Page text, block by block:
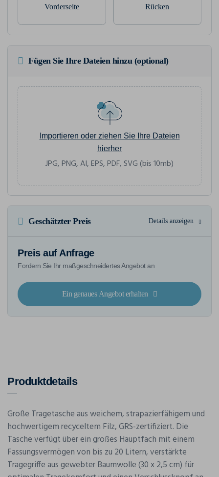
Vorderseite Rücken
Fügen Sie Ihre Dateien hinzu (optional)
Importieren oder ziehen Sie Ihre Dateien
hierher
JPG, PNG, AI, EPS, PDF, SVG (bis 10mb)
Geschätzter Preis Details anzeigen
Preis auf Anfrage
Fordern Sie Ihr maßgeschneidertes Angebot an
Ein genaues Angebot erhalten
Produktdetails
Große Tragetasche aus weichem, strapazierfähigem und
hochwertigem recyceltem Filz, GRS-zertifiziert. Die
Tasche verfügt über ein großes Hauptfach mit einem
Fassungsvermögen von bis zu 20 Litern, verstärkte
Tragegriffe aus gewebter Baumwolle (30 x 2,5 cm) für